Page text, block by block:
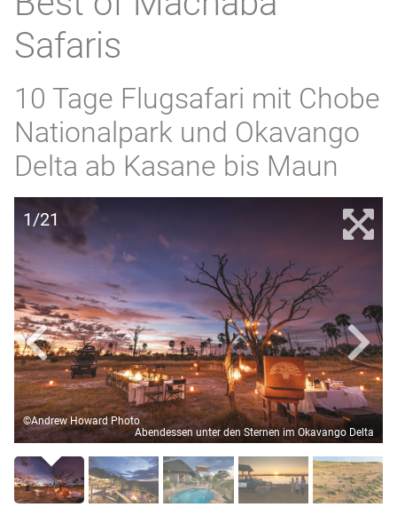
Safaris
10 Tage Flugsafari mit Chobe
Nationalpark und Okavango
Delta ab Kasane bis Maun
1/21
©Andrew Howard Photo
Abendessen unter den Sternen im Okavango Delta